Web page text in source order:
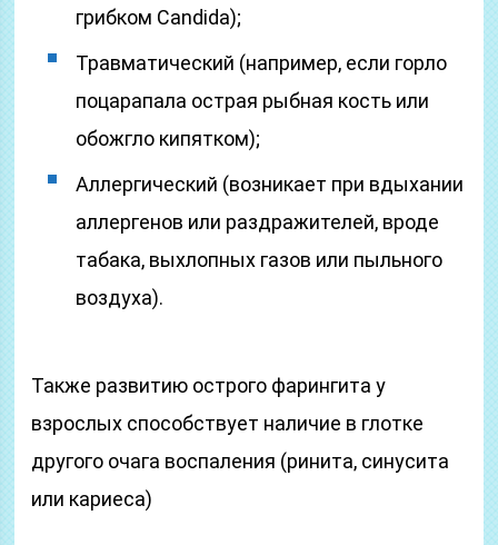
грибком Candida);
Травматический (например, если горло
поцарапала острая рыбная кость или
обожгло кипятком);
Аллергический (возникает при вдыхании
аллергенов или раздражителей, вроде
табака, выхлопных газов или пыльного
воздуха).
Также развитию острого фарингита у
взрослых способствует наличие в глотке
другого очага воспаления (ринита, синусита
или кариеса)